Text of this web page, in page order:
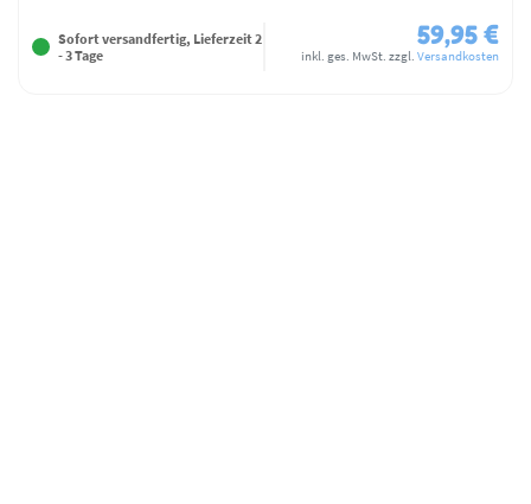
Sofort versandfertig, Lieferzeit 2
- 3 Tage
59,95 €
inkl. ges. MwSt. zzgl. Versandkosten